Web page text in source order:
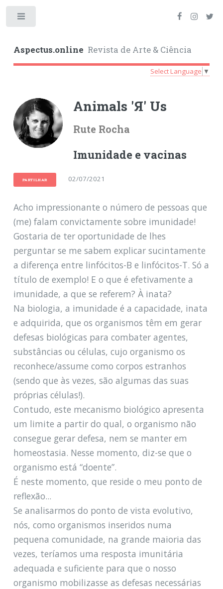
Aspectus.online Revista de Arte & Ciência
Select Language ▼
Animals 'Я' Us
Rute Rocha
Imunidade e vacinas
PARTILHAR 02/07/2021
Acho impressionante o número de pessoas que
(me) falam convictamente sobre imunidade!
Gostaria de ter oportunidade de lhes
perguntar se me sabem explicar sucintamente
a diferença entre linfócitos-B e linfócitos-T. Só a
título de exemplo! E o que é efetivamente a
imunidade, a que se referem? À inata?
Na biologia, a imunidade é a capacidade, inata
e adquirida, que os organismos têm em gerar
defesas biológicas para combater agentes,
substâncias ou células, cujo organismo os
reconhece/assume como corpos estranhos
(sendo que às vezes, são algumas das suas
próprias células!).
Contudo, este mecanismo biológico apresenta
um limite a partir do qual, o organismo não
consegue gerar defesa, nem se manter em
homeostasia. Nesse momento, diz-se que o
organismo está “doente”.
É neste momento, que reside o meu ponto de
reflexão...
Se analisarmos do ponto de vista evolutivo,
nós, como organismos inseridos numa
pequena comunidade, na grande maioria das
vezes, teríamos uma resposta imunitária
adequada e suficiente para que o nosso
organismo mobilizasse as defesas necessárias